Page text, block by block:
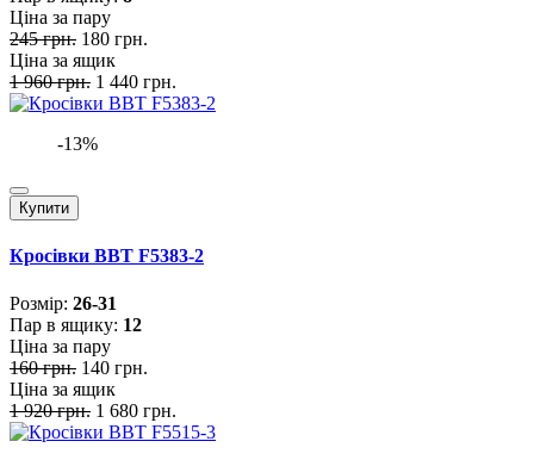
Ціна за пару
245 грн. 180 грн.
Ціна за ящик
1 960 грн. 1 440 грн.
-13%
Купити
Кросівки BBT F5383-2
Розмiр: 26-31
Пар в ящику: 12
Ціна за пару
160 грн. 140 грн.
Ціна за ящик
1 920 грн. 1 680 грн.